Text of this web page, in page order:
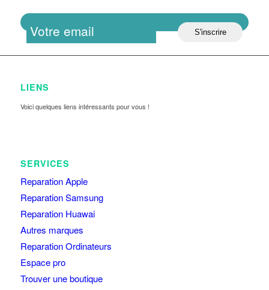
LIENS
Voici quelques liens intéressants pour vous !
SERVICES
Reparation Apple
Reparation Samsung
Reparation Huawai
Autres marques
Reparation Ordinateurs
Espace pro
Trouver une boutique